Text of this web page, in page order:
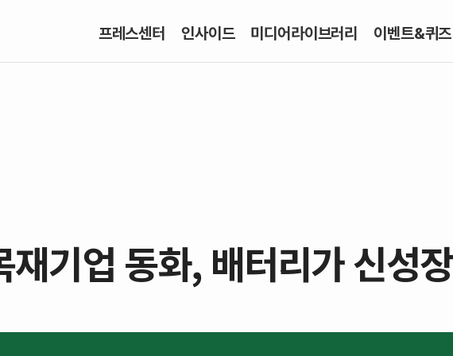
프레스센터 인사이드 미디어라이브러리 이벤트&퀴즈
기업 동화, 배터리가 신성